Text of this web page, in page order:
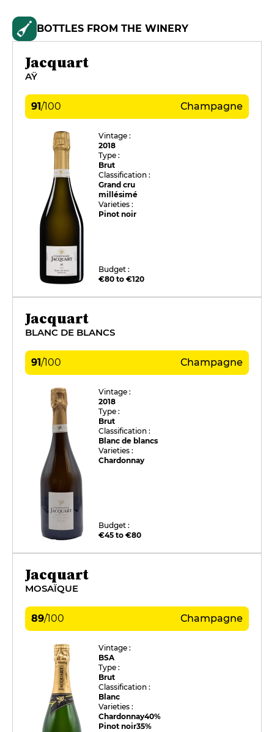
BOTTLES FROM THE WINERY
Jacquart
AŸ
91/100 Champagne
Vintage :
2018
Type :
Brut
Classification :
Grand cru
millésimé
Varieties :
Pinot noir
Budget :
€80 to €120
Jacquart
BLANC DE BLANCS
91/100 Champagne
Vintage :
2018
Type :
Brut
Classification :
Blanc de blancs
Varieties :
Chardonnay
Budget :
€45 to €80
Jacquart
MOSAÏQUE
89/100 Champagne
Vintage :
BSA
Type :
Brut
Classification :
Blanc
Varieties :
Chardonnay40%
Pinot noir35%